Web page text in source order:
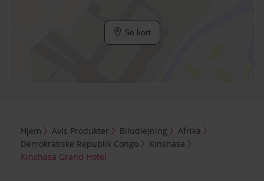
Se kort
Hjem Avis Produkter Biludlejning
Afrika
Demokratiske Republik Congo
Kinshasa
Kinshasa Grand Hotel